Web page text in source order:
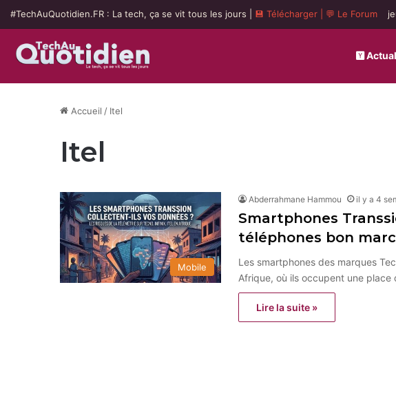
#TechAuQuotidien.FR : La tech, ça se vit tous les jours | 💾 Télécharger 💬 Le Forum
Accueil / Itel
Itel
Mobile
Abderrahmane Hammou il y a 4
Smartphones
téléphones bon
Les smartphones des marques
Afrique, où ils occupent une place
Lire la suite »